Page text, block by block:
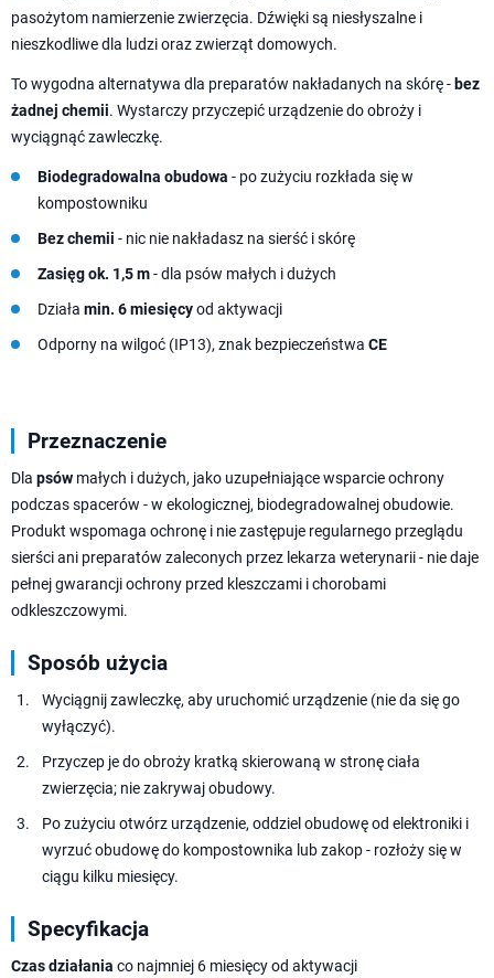
pasożytom namierzenie zwierzęcia. Dźwięki są niesłyszalne i
nieszkodliwe dla ludzi oraz zwierząt domowych.
To wygodna alternatywa dla preparatów nakładanych na skórę - bez
żadnej chemii. Wystarczy przyczepić urządzenie do obroży i
wyciągnąć zawleczkę.
Biodegradowalna obudowa - po zużyciu rozkłada się w
kompostowniku
Bez chemii - nic nie nakładasz na sierść i skórę
Zasięg ok. 1,5 m- dla psów małych i dużych
Działa min. 6 miesięcyod aktywacji
Odporny na wilgoć (IP13), znak bezpieczeństwa CE
Przeznaczenie
Dla psów małych i dużych, jako uzupełniające wsparcie ochrony
podczas spacerów - w ekologicznej, biodegradowalnej obudowie.
Produkt wspomaga ochronę i nie zastępuje regularnego przeglądu
sierści ani preparatów zaleconych przez lekarza weterynarii - nie daje
pełnej gwarancji ochrony przed kleszczami i chorobami
odkleszczowymi.
Sposób użycia
Wyciągnij zawleczkę, aby uruchomić urządzenie (nie da się go
wyłączyć).
Przyczep je do obroży kratką skierowaną w stronę ciała
zwierzęcia; nie zakrywaj obudowy.
Po zużyciu otwórz urządzenie, oddziel obudowę od elektroniki i
wyrzuć obudowę do kompostownika lub zakop - rozłoży się w
ciągu kilku miesięcy.
Specyfikacja
Czas działania co najmniej 6 miesięcy od aktywacji